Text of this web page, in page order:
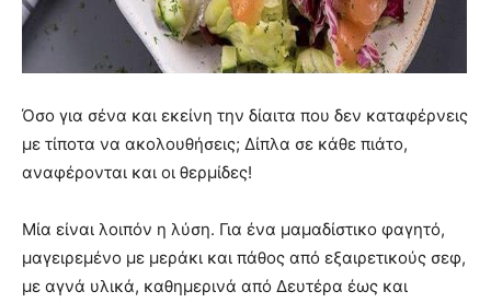
Όσο για σένα και εκείνη την δίαιτα που δεν καταφέρνεις
με τίποτα να ακολουθήσεις; Δίπλα σε κάθε πιάτο,
αναφέρονται και οι θερμίδες!
Μία είναι λοιπόν η λύση. Για ένα μαμαδίστικο φαγητό,
μαγειρεμένο με μεράκι και πάθος από εξαιρετικούς σεφ,
με αγνά υλικά, καθημερινά από Δευτέρα έως και